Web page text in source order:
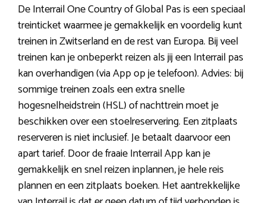
De Interrail One Country of Global Pas is een speciaal
treinticket waarmee je gemakkelijk en voordelig kunt
treinen in Zwitserland en de rest van Europa. Bij veel
treinen kan je onbeperkt reizen als jij een Interrail pas
kan overhandigen (via App op je telefoon). Advies: bij
sommige treinen zoals een extra snelle
hogesnelheidstrein (HSL) of nachttrein moet je
beschikken over een stoelreservering. Een zitplaats
reserveren is niet inclusief. Je betaalt daarvoor een
apart tarief. Door de fraaie Interrail App kan je
gemakkelijk en snel reizen inplannen, je hele reis
plannen en een zitplaats boeken. Het aantrekkelijke